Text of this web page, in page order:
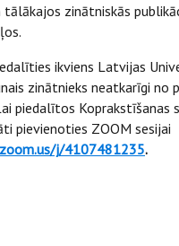
zinātniskās
ikviens Latvijas
zinātnieks neatkarīgi no
piedalītos Koprakstīšanas
pievienoties ZOOM sesijai
j/4107481235.